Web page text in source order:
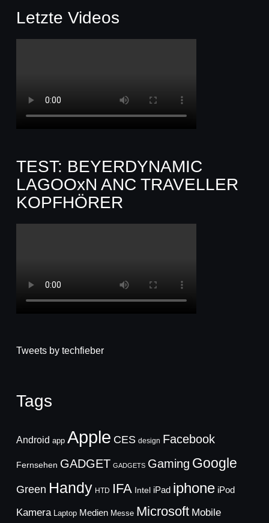
Letzte Videos
TEST: BEYERDYNAMIC
LAGOOxN ANC TRAVELLER
KOPFHÖRER
Tweets by techfieber
Tags
Android app Apple CES design Facebook
Fernsehen GADGET GADGETS Gaming Google
Green Handy HTD IFA Intel iPad iphone iPod
Kamera Laptop Medien Messe Microsoft Mobile